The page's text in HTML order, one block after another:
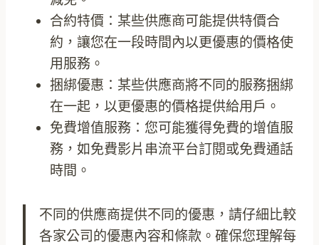
合約特價：某些供應商可能提供特價合
約，讓您在一段時間內以更優惠的價格使
用服務。
捆綁優惠：某些供應商將不同的服務捆綁
在一起，以更優惠的價格提供給用戶。
免費增值服務：您可能獲得免費的增值服
務，如免費影片串流平台訂閱或免費通話
時間。
不同的供應商提供不同的優惠，請仔細比較
各家公司的優惠內容和條款。確保您理解每